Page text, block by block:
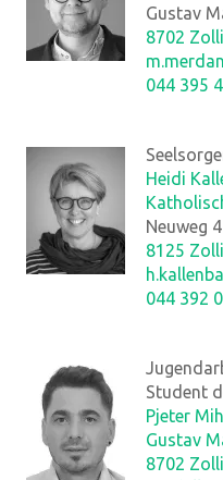
Gustav
8702
044 395
Heidi
Neuweg 4
8125
044 392
Student
Pjeter
Gustav
8702